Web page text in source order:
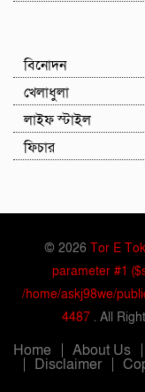
বিনোদন
খেলাধুলা
লাইফ স্টাইল
ফিচার
© 2026 Tor E
parameter #1
/home/askj98we/
4487 . All
Home About Us
Disclaimer